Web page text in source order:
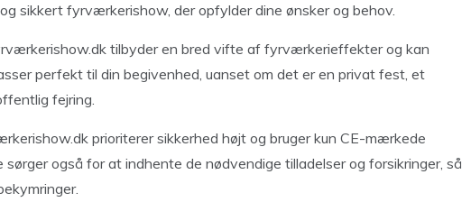
sikkert fyrværkerishow, der opfylder dine ønsker og behov.
tilbyder en bred vifte af fyrværkerieffekter og kan
perfekt til din begivenhed, uanset om det er en privat fest, et
fejring.
prioriterer sikkerhed højt og bruger kun CE-mærkede
også for at indhente de nødvendige tilladelser og forsikringer, så